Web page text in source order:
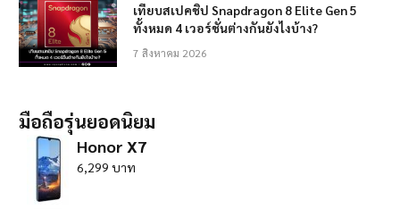
เทียบสเปคชิป Snapdragon 8 Elite Gen 5
ทั้งหมด 4 เวอร์ชั่นต่างกันยังไงบ้าง?
7 สิงหาคม 2026
มือถือรุ่นยอดนิยม
Honor X7
6,299 บาท